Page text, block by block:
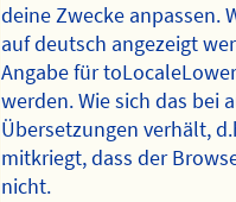
deine Zwecke anpassen.
auf deutsch angezeigt
Angabe für
werden. Wie sich das bei
Übersetzungen verhält,
mitkriegt, dass der
nicht.